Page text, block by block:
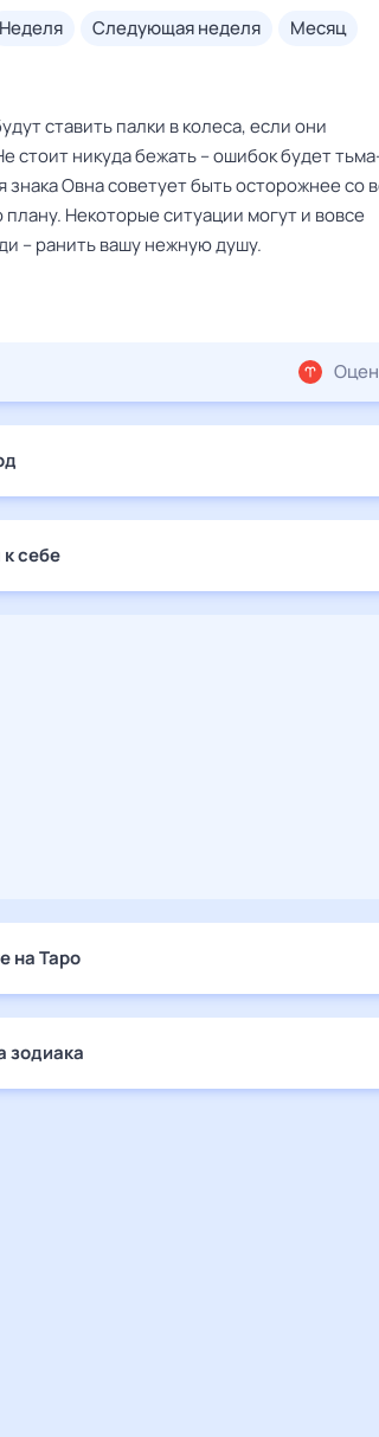
неделя следующая неделя
месяц
ставить палки в колеса, если они
стоит никуда бежать – ошибок будет
знака Овна советует быть осторожнее со
Некоторые ситуации могут и вовсе
– ранить вашу нежную душу.
себе
на Таро
зодиака